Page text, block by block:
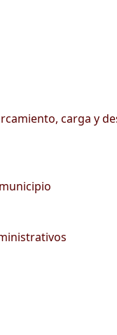
carga y